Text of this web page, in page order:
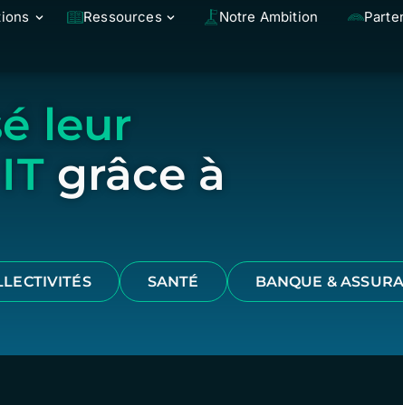
Ressources Notre Ambition
leur
grâce à
SANTÉ BANQUE &